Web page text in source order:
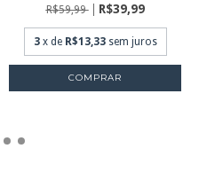
R$59,99 R$39,99
3 x de R$13,33 sem juros
COMPRAR